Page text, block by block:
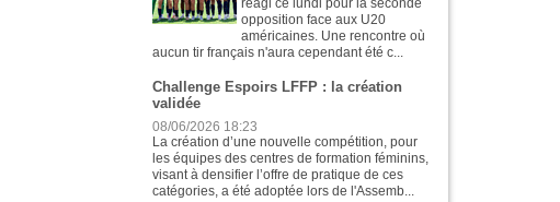
réagi ce lundi pour la seconde
opposition face aux U20
américaines. Une rencontre où
aucun tir français n'aura cependant été c...
Challenge Espoirs LFFP : la création
validée
08/06/2026 18:23
La création d’une nouvelle compétition, pour
les équipes des centres de formation féminins,
visant à densifier l’offre de pratique de ces
catégories, a été adoptée lors de l'Assemb...